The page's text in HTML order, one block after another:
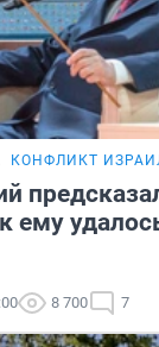
КОНФЛИКТ
ему
8 700 7